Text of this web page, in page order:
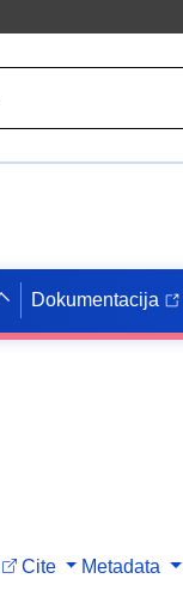
Dokumentacija
Cite Metadata